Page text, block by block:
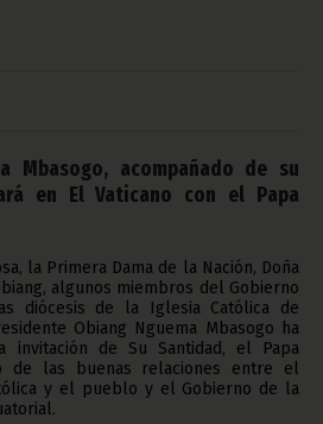
Mbasogo, acompañado de su
en El Vaticano con el Papa
la Primera Dama de la Nación, Doña
algunos miembros del Gobierno
diócesis de la Iglesia Católica de
Obiang Nguema Mbasogo ha
invitación de Su Santidad, el Papa
de las buenas relaciones entre el
y el pueblo y el Gobierno de la